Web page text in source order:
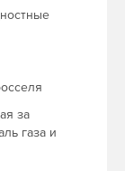
за
газа и